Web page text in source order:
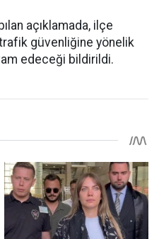
açıklamada, ilçe
güvenliğine yönelik
edeceği bildirildi.